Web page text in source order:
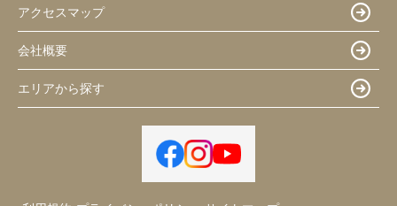
アクセスマップ
会社概要
エリアから探す